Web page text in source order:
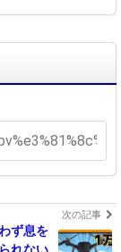
次の記事
ず息を